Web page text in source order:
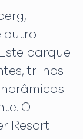
outro
parque
trilhos
O
Resort